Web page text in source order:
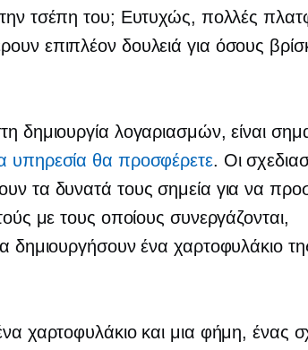
τσέπη του; Ευτυχώς, πολλές
επιπλέον δουλειά για όσους
δημιουργία λογαριασμών, είναι
υπηρεσία θα προσφέρετε. Οι
τα δυνατά τους σημεία για να
με τους οποίους συνεργάζονται,
δημιουργήσουν ένα χαρτοφυλάκιο
χαρτοφυλάκιο και μια φήμη, ένας